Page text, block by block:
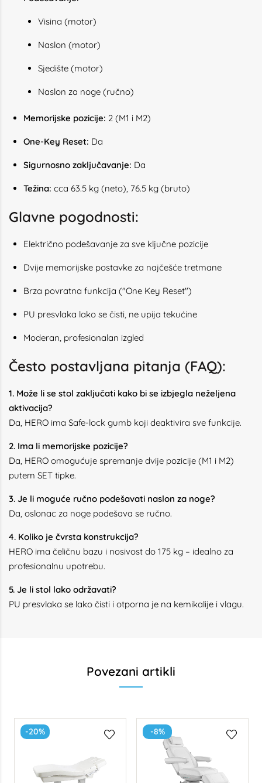
Visina (motor)
Naslon (motor)
Sjedište (motor)
Naslon za noge (ručno)
Memorijske pozicije: 2 (M1 i M2)
One-Key Reset: Da
Sigurnosno zaključavanje: Da
Težina: cca 63.5 kg (neto), 76.5 kg (bruto)
Glavne pogodnosti:
Električno podešavanje za sve ključne pozicije
Dvije memorijske postavke za najčešće tretmane
Brza povratna funkcija ("One Key Reset")
PU presvlaka lako se čisti, ne upija tekućine
Moderan, profesionalan izgled
Često postavljana pitanja (FAQ):
1. Može li se stol zaključati kako bi se izbjegla neželjena
aktivacija?
Da, HERO ima Safe-lock gumb koji deaktivira sve funkcije.
2. Ima li memorijske pozicije?
Da, HERO omogućuje spremanje dvije pozicije (M1 i M2)
putem SET tipke.
3. Je li moguće ručno podešavati naslon za noge?
Da, oslonac za noge podešava se ručno.
4. Koliko je čvrsta konstrukcija?
HERO ima čeličnu bazu i nosivost do 175 kg – idealno za
profesionalnu upotrebu.
5. Je li stol lako održavati?
PU presvlaka se lako čisti i otporna je na kemikalije i vlagu.
Povezani artikli
-20% -8%